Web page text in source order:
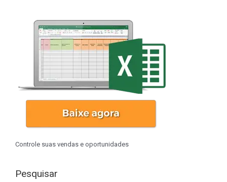
Controle suas vendas e oportunidades
Pesquisar